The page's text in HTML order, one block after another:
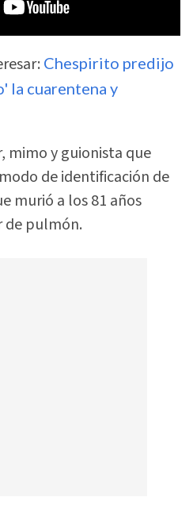
Chespirito predijo
la cuarentena y
mimo y guionista que
de identificación de
murió a los 81 años
de pulmón.